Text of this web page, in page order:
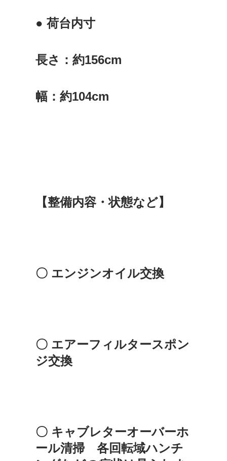
● 荷台内寸
長さ：約156cm
幅：約104cm
【整備内容・状態など】
〇 エンジンオイル交換
〇 エアーフィルタースポン
ジ交換
〇 キャブレターオーバーホ
ール清掃 各回転域ハンチ